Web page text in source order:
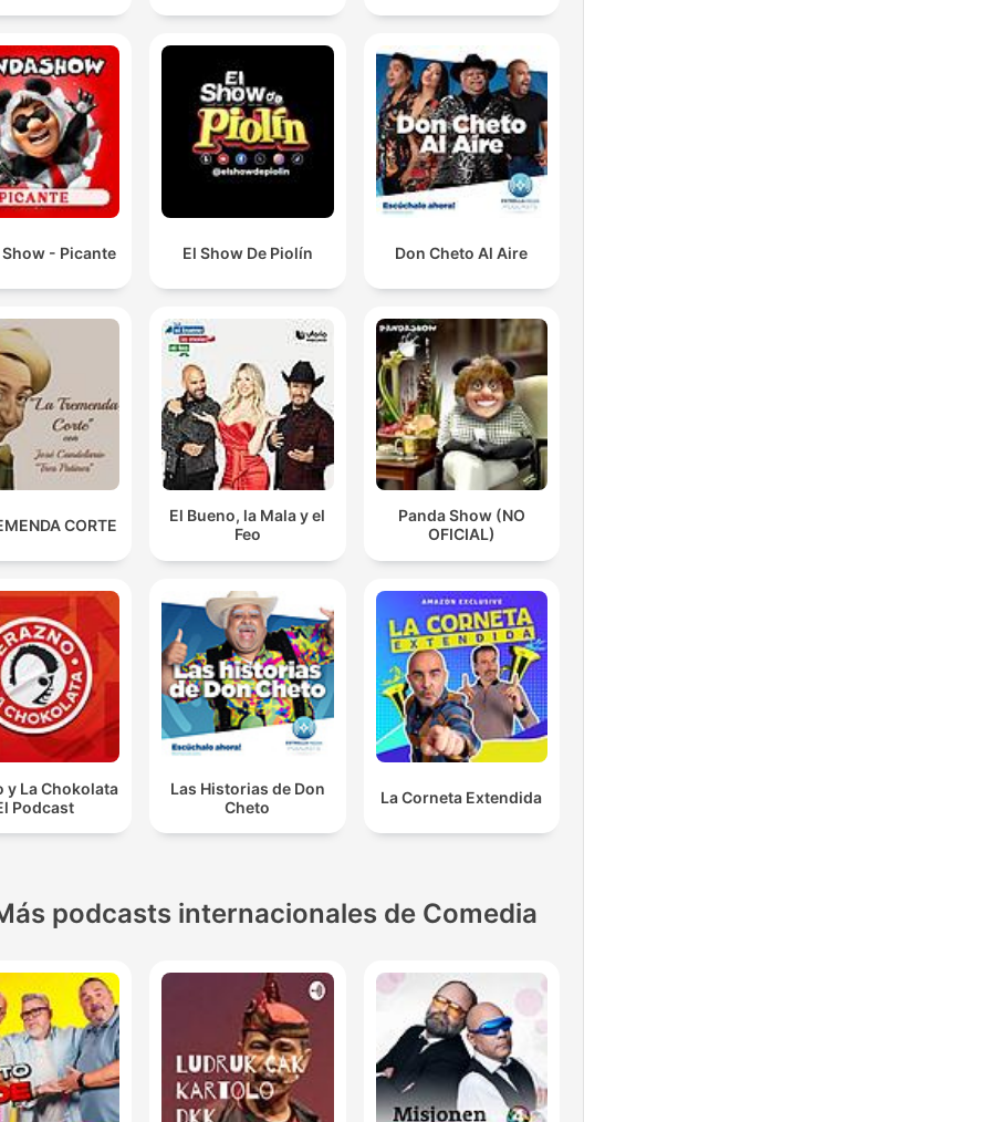
Show - Picante El Show De Piolín Don Cheto Al Aire
CORTE
El Bueno, la Mala y el
Feo
Panda Show (NO
OFICIAL)
y La Chokolata
Podcast
Las Historias de Don
Cheto
La Corneta Extendida
podcasts internacionales de Comedia